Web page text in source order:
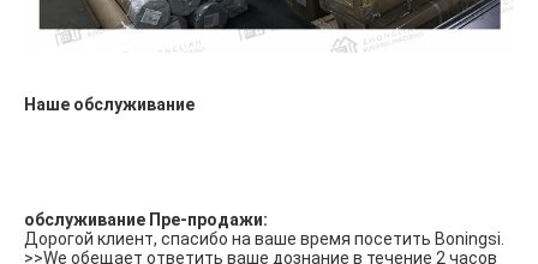
Наше обслуживание
обслуживание Пре-продажи:
Дорогой клиент, спасибо на ваше время посетить Boningsi.
>>We обещает ответить ваше дознание в течение 2 часов